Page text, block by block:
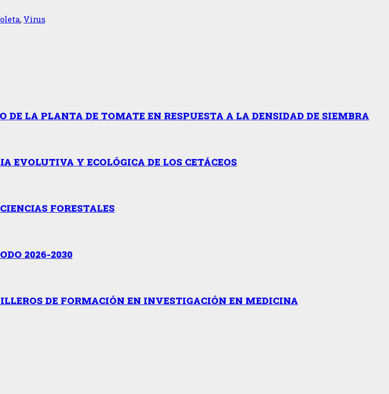
, Virus
LA PLANTA DE TOMATE EN RESPUESTA A LA DENSIDAD DE SIEMBRA
EVOLUTIVA Y ECOLÓGICA DE LOS CETÁCEOS
FORESTALES
2026-2030
DE FORMACIÓN EN INVESTIGACIÓN EN MEDICINA